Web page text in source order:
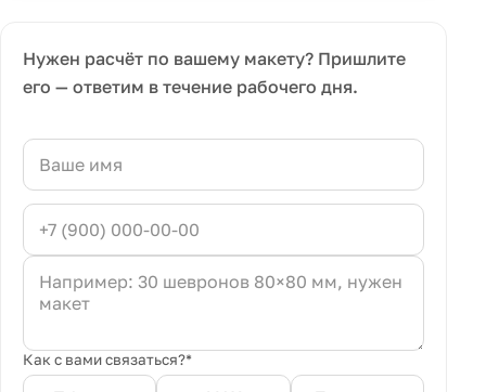
Нужен расчёт по вашему макету? Пришлите
его — ответим в течение рабочего дня.
Как с вами связаться?*